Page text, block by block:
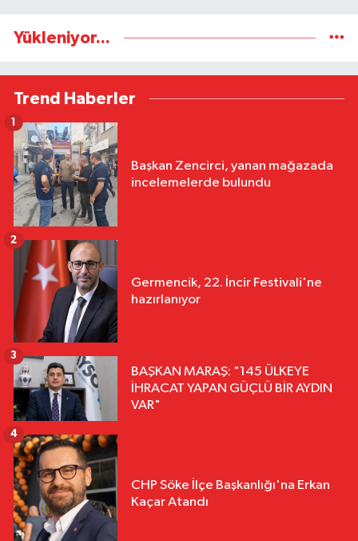
Yükleniyor...
Trend Haberler
Başkan Zencirci, yanan mağazada
incelemelerde bulundu
1
Germencik, 22. İncir Festivali'ne
hazırlanıyor
2
BAŞKAN MARAŞ: "145 ÜLKEYE
İHRACAT YAPAN GÜÇLÜ BİR AYDIN
VAR"
3
CHP Söke İlçe Başkanlığı'na Erkan
Kaçar Atandı
4